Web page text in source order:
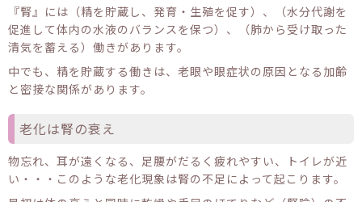
『腎』には（精を貯蔵し、発育・生殖を促す）、（水分代謝を
促進して体内の水液のバランスを保つ）、（肺から受け取った
清気を蓄える）働きがあります。
中でも、精を貯蔵する働きは、老眼や眼症状の原因となる加齢
と密接な関係があります。
老化は腎の衰え
物忘れ、耳が遠くなる、足腰がだるく疲れやすい、トイレが近
い・・・このような老化現象は腎の不足によって起こります。